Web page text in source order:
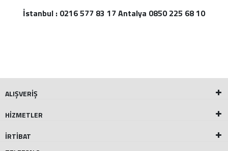
İstanbul : 0216 577 83 17 Antalya 0850 225 68 10
ALIŞVERİŞ
HİZMETLER
İRTİBAT